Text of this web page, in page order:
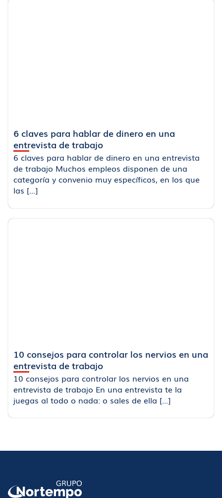
6 claves para hablar de dinero en una
entrevista de trabajo
6 claves para hablar de dinero en una entrevista
de trabajo Muchos empleos disponen de una
categoría y convenio muy específicos, en los que
las [...]
10 consejos para controlar los nervios en una
entrevista de trabajo
10 consejos para controlar los nervios en una
entrevista de trabajo En una entrevista te la
juegas al todo o nada: o sales de ella [...]